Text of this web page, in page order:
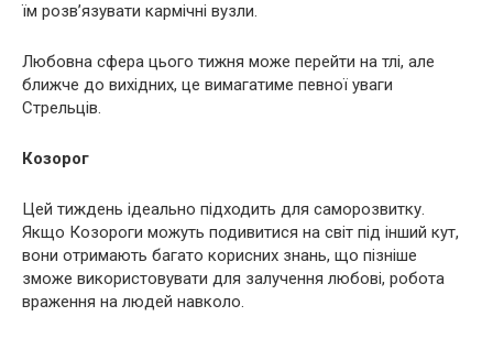
їм розв’язувати кармічні вузли.
Любовна сфера цього тижня може перейти на тлі, але
ближче до вихідних, це вимагатиме певної уваги
Стрельців.
Козорог
Цей тиждень ідеально підходить для саморозвитку.
Якщо Козороги можуть подивитися на світ під інший кут,
вони отримають багато корисних знань, що пізніше
зможе використовувати для залучення любові, робота
враження на людей навколо.